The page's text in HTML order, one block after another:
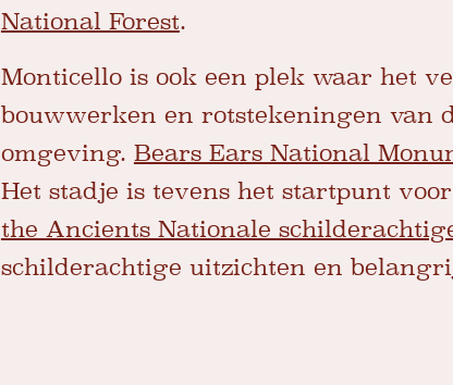
National Forest.
Monticello is ook een plek waar het
bouwwerken en rotstekeningen van
omgeving. Bears Ears National
Het stadje is tevens het startpunt
the Ancients Nationale
schilderachtige uitzichten en